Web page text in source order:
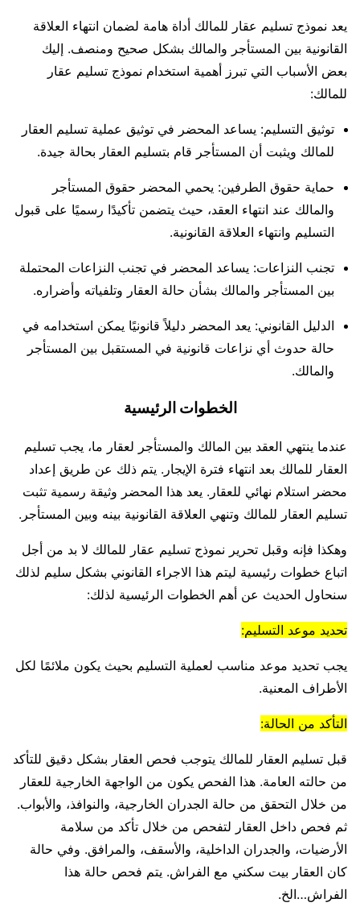
يعد نموذج تسليم عقار للمالك أداة هامة لضمان انتهاء العلاقة
القانونية بين المستأجر والمالك بشكل صحيح ومنصف. إليك
بعض الأسباب التي تبرز أهمية استخدام نموذج تسليم عقار
للمالك:
توثيق التسليم: يساعد المحضر في توثيق عملية تسليم العقار
للمالك ويثبت أن المستأجر قام بتسليم العقار بحالة جيدة.
حماية حقوق الطرفين: يحمي المحضر حقوق المستأجر
والمالك عند انتهاء العقد، حيث يتضمن تأكيدًا رسميًا على قبول
التسليم وانتهاء العلاقة القانونية.
تجنب النزاعات: يساعد المحضر في تجنب النزاعات المحتملة
بين المستأجر والمالك بشأن حالة العقار وتلفياته وأضراره.
الدليل القانوني: يعد المحضر دليلاً قانونيًا يمكن استخدامه في
حالة حدوث أي نزاعات قانونية في المستقبل بين المستأجر
والمالك.
الخطوات الرئيسية
عندما ينتهي العقد بين المالك والمستأجر لعقار ما، يجب تسليم
العقار للمالك بعد انتهاء فترة الإيجار. يتم ذلك عن طريق إعداد
محضر استلام نهائي للعقار. يعد هذا المحضر وثيقة رسمية تثبت
تسليم العقار للمالك وتنهي العلاقة القانونية بينه وبين المستأجر.
وهكذا فإنه وقبل تحرير نموذج تسليم عقار للمالك لا بد من أجل
اتباع خطوات رئيسية ليتم هذا الاجراء القانوني بشكل سليم لذلك
سنحاول الحديث عن أهم الخطوات الرئيسية لذلك:
تحديد موعد التسليم:
يجب تحديد موعد مناسب لعملية التسليم بحيث يكون ملائمًا لكل
الأطراف المعنية.
التأكد من الحالة:
قبل تسليم العقار للمالك يتوجب فحص العقار بشكل دقيق للتأكد
من حالته العامة. هذا الفحص يكون من الواجهة الخارجية للعقار
من خلال التحقق من حالة الجدران الخارجية، والنوافذ، والأبواب.
ثم فحص داخل العقار لتفحص من خلال تأكد من سلامة
الأرضيات، والجدران الداخلية، والأسقف، والمرافق. وفي حالة
كان العقار بيت سكني مع الفراش. يتم فحص حالة هذا
الفراش…الخ.